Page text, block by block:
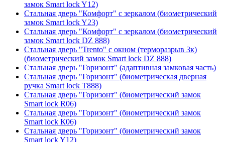
замок Smart lock Y12)
Стальная дверь "Комфорт" с зеркалом (биометрический
замок Smart lock Y23)
Стальная дверь "Комфорт" с зеркалом (биометрический
замок Smart lock DZ 888)
Стальная дверь "Trento" с окном (терморазрыв 3к)
(биометрический замок Smart lock DZ 888)
Стальная дверь "Горизонт" (адаптивная замковая часть)
Стальная дверь "Горизонт" (биометрическая дверная
ручка Smart lock T888)
Стальная дверь "Горизонт" (биометрический замок
Smart lock R06)
Стальная дверь "Горизонт" (биометрический замок
Smart lock К06)
Стальная дверь "Горизонт" (биометрический замок
Smart lock Y12)